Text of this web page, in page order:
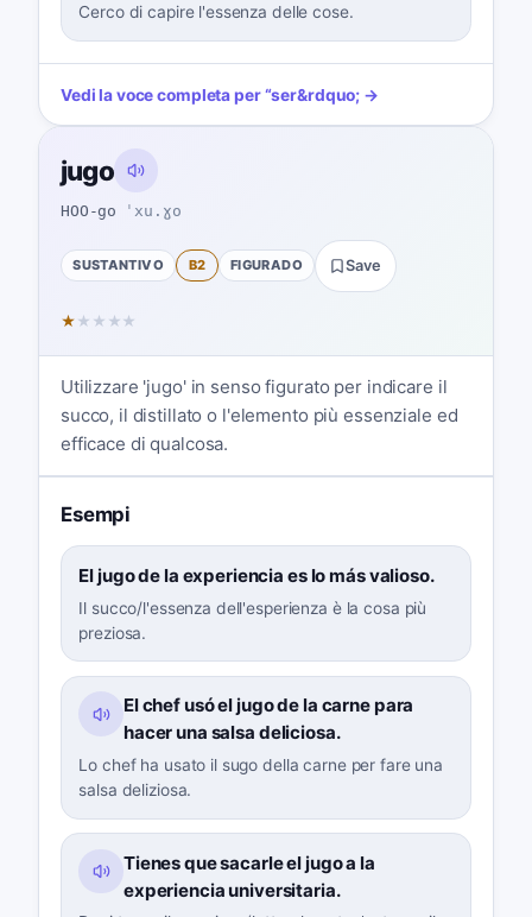
Cerco di capire l'essenza delle cose.
Vedi la voce completa per“ser&rdquo; →
jugo
HOO-go ˈxu.ɣo
SUSTANTIVO B2 FIGURADO Save
★ ★ ★ ★ ★
Utilizzare 'jugo' in senso figurato per indicare il
succo, il distillato o l'elemento più essenziale ed
efficace di qualcosa.
Esempi
El jugo de la experiencia es lo más valioso.
Il succo/l'essenza dell'esperienza è la cosa più
preziosa.
El chef usó el jugo de la carne para
hacer una salsa deliciosa.
Lo chef ha usato il sugo della carne per fare una
salsa deliziosa.
Tienes que sacarle el jugo a la
experiencia universitaria.